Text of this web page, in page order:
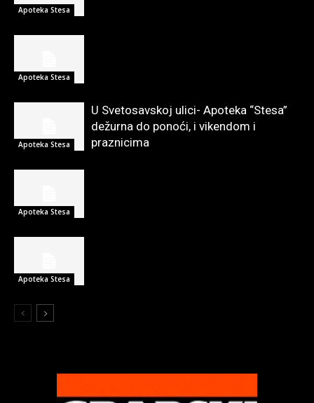
Apoteka Stesa
Apoteka Stesa
Apoteka Stesa
U Svetosavskoj ulici- Apoteka “Stesa”
dežurna do ponoći, i vikendom i
praznicima
Apoteka Stesa
Apoteka Stesa